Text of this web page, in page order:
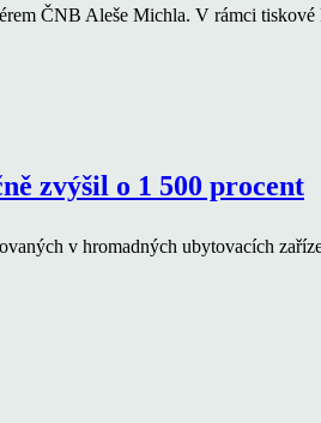
ČNB Aleše Michla. V rámci
zvýšil o 1 500 procent
v hromadných ubytovacích